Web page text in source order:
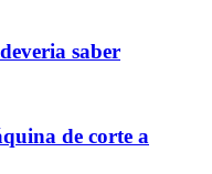
saber
de corte a